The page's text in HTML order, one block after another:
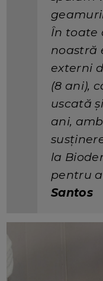
În toate
noastră
externi
(8 ani),
uscată
ani,
la
pentru
Santos